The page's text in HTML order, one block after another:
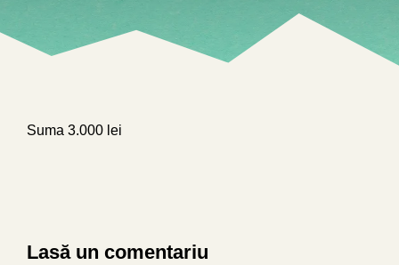
Suma 3.000 lei
Lasă un comentariu